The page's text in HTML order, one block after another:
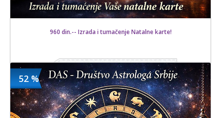
960 din.-- Izrada i tumačenje Natalne karte!
Kupljeno
119 kom.
960 din
3600 din
52 %